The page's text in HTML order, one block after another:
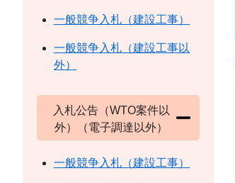
一般競争入札（建設工事）
一般競争入札（建設工事以
外）
入札公告（WTO案件以
外）（電子調達以外）
一般競争入札（建設工事）